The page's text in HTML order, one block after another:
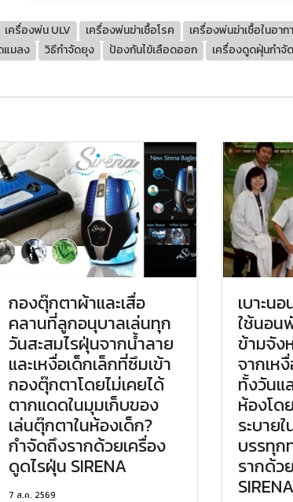
เครื่องพ่น ULV เครื่องพ่นฆ่าเชื้อโรค เครื่องพ่นฆ่าเชื้อในอาก
แมลง วิธีกำจัดยุง ป้องกันไข้เลือดออก เครื่องดูดฝุ่นกำจั
กองตุ๊กตาผ้าและเสื่อ
คลานที่ลูกอนุบาลเล่นทุก
วันสะสมไรฝุ่นจากน้ำลาย
และเหงื่อเด็กเล็กที่ซึมเข้า
กองตุ๊กตาโดยไม่เคยได้
ตากแดดในมุมเก็บของ
เล่นตุ๊กตาในห้องเด็ก?
กำจัดถึงรากด้วยเครื่อง
ดูดไรฝุ่น SIRENA
7 ส.ค. 2569
เบาะน
ใช้นอน
ข้ามจัง
จากเห
ทั้งวันแ
ห้องโด
ระบาย
บรรทุก
รากด้ว
SIRENA